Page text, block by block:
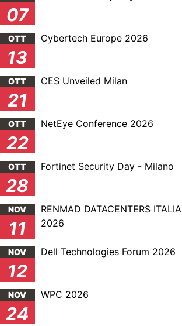
07
OTT
13
Cybertech Europe 2026
OTT
21
CES Unveiled Milan
OTT
22
NetEye Conference 2026
OTT
28
Fortinet Security Day - Milano
NOV
11
RENMAD DATACENTERS ITALIA
2026
NOV
12
Dell Technologies Forum 2026
NOV
24
WPC 2026